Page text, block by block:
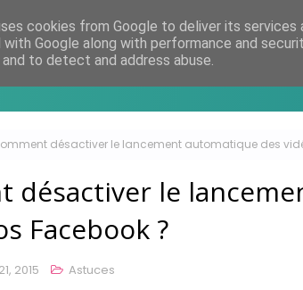
désactiver le lancement automatique des
désactiver le
Facebook ?
2015 Astuces
cookies from Google to deliver its services
with Google along with performance and
to detect and address abuse.